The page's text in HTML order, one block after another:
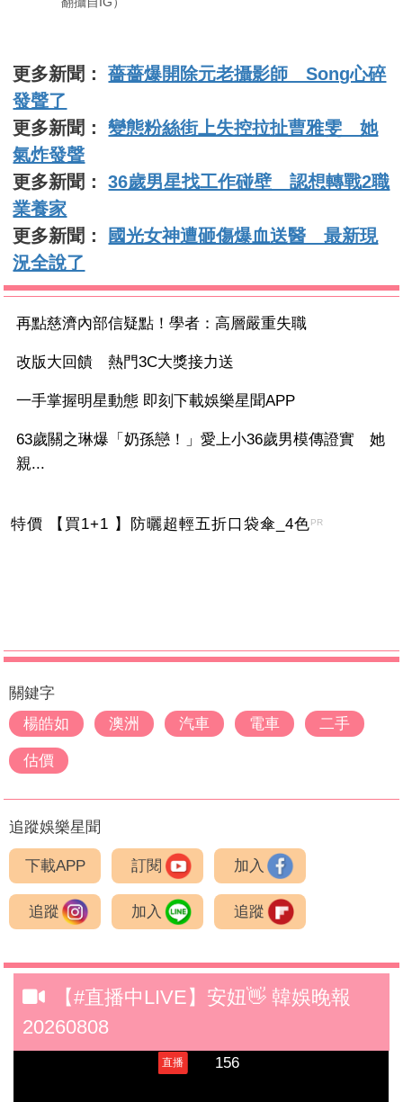
更多新聞：薔薔爆開除元老攝影師 Song心碎
發聲了
更多新聞：變態粉絲街上失控拉扯曹雅雯 她
氣炸發聲
更多新聞：36歲男星找工作碰壁 認想轉戰2職
業養家
更多新聞：
國光女神遭砸傷爆血送醫 最新現
況全說了
再點慈濟內部信疑點！學者：高層嚴重失職
改版大回饋 熱門3C大獎接力送
一手掌握明星動態 即刻下載娛樂星聞APP
63歲關之琳爆「奶孫戀！」愛上小36歲男模傳證實 她
親...
特價 【買1+1 】防曬超輕五折口袋傘_4色PR
關鍵字
楊皓如
澳洲 汽車 電車 二手
估價
追蹤娛樂星聞
下載APP 訂閱 加入
追蹤 加入 追蹤
【#直播中LIVE】安妞👋 韓娛晚報
20260808